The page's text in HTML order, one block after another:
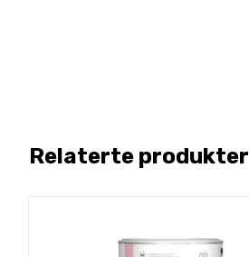
Relaterte produkter